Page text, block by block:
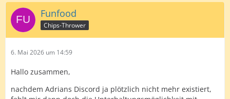
Funfood
Chips-Thrower
6. Mai 2026 um 14:59
Hallo zusammen,
nachdem Adrians Discord ja plötzlich nicht mehr existiert,